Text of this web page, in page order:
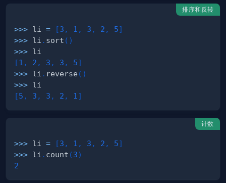
排序和反转
>>> li = [3 , 1 , 3 , 2 , 5]
>>> li . sort ( )
>>>
[1 , 2 , 3 , 3 , 5]
>>> li . reverse ( )
>>>
[5 , 3 , 3 , 2 , 1 ]
计数
>>> li = [3 , 1 , 3 , 2 , 5]
>>> li . count (3)
2